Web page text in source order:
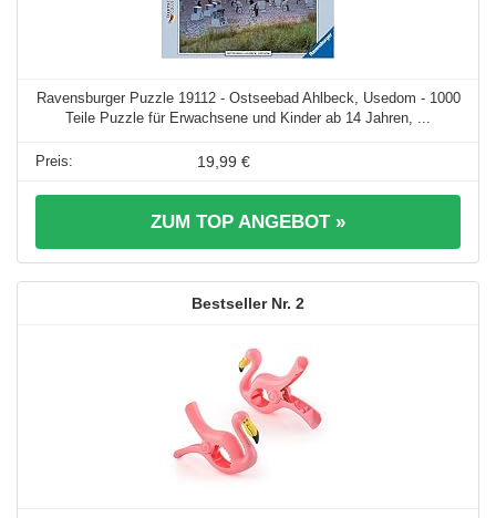
Ravensburger Puzzle 19112 - Ostseebad Ahlbeck, Usedom - 1000
Teile Puzzle für Erwachsene und Kinder ab 14 Jahren, ...
19,99 €
ZUM TOP ANGEBOT »
2